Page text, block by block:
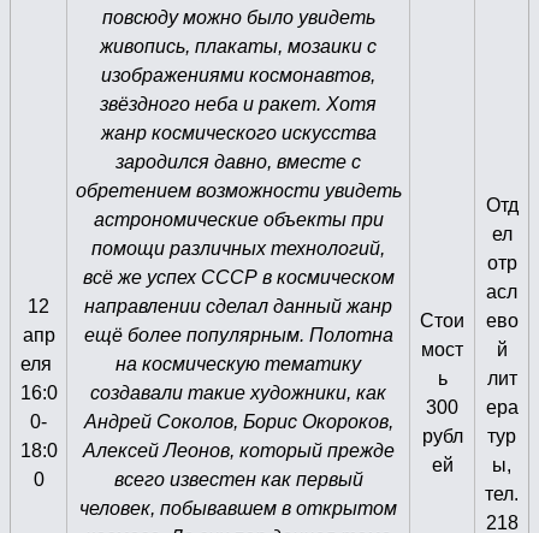
12
апр
еля
16:0
0-
18:0
0
повсюду можно было увидеть
живопись, плакаты, мозаики с
изображениями космонавтов,
звёздного неба и ракет. Хотя
жанр космического искусства
зародился давно, вместе с
обретением возможности увидеть
астрономические объекты при
помощи различных технологий,
всё же успех СССР в космическом
направлении сделал данный жанр
ещё более популярным. Полотна
на космическую тематику
создавали такие художники, как
Андрей Соколов, Борис Окороков,
Алексей Леонов, который прежде
всего известен как первый
человек, побывавшем в открытом
Стои
мост
ь
300
рубл
ей
Отд
ел
отр
асл
ево
й
лит
ера
тур
ы,
тел.
218